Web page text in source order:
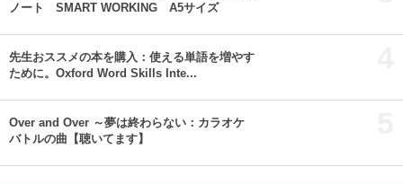
ノート SMART WORKING A5サイズ
先生おススメの本を購入：使える単語を増やす
ために。Oxford Word Skills Inte...
Over and Over ～夢は終わらない：カラオケ
バトルの曲【聴いてます】